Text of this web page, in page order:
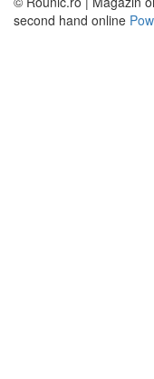
second hand online